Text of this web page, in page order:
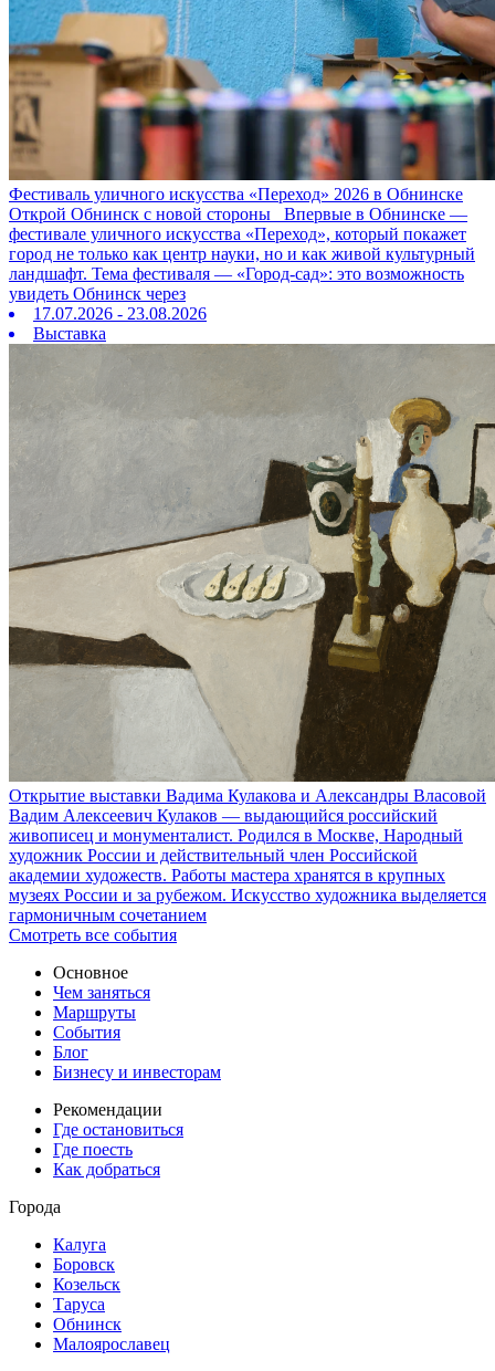
Фестиваль уличного искусства «Переход» 2026 в Обнинске
Открой Обнинск с новой стороны Впервые в Обнинске —
фестивале уличного искусства «Переход», который покажет
город не только как центр науки, но и как живой культурный
ландшафт. Тема фестиваля — «Город‑сад»: это возможность
увидеть Обнинск через
17.07.2026 - 23.08.2026
Выставка
Открытие выставки Вадима Кулакова и Александры Власовой
Вадим Алексеевич Кулаков — выдающийся российский
живописец и монументалист. Родился в Москве, Народный
художник России и действительный член Российской
академии художеств. Работы мастера хранятся в крупных
музеях России и за рубежом. Искусство художника выделяется
гармоничным сочетанием
Смотреть все события
Основное
Чем заняться
Маршруты
События
Блог
Бизнесу и инвесторам
Рекомендации
Где остановиться
Где поесть
Как добраться
Города
Калуга
Боровск
Козельск
Таруса
Обнинск
Малоярославец